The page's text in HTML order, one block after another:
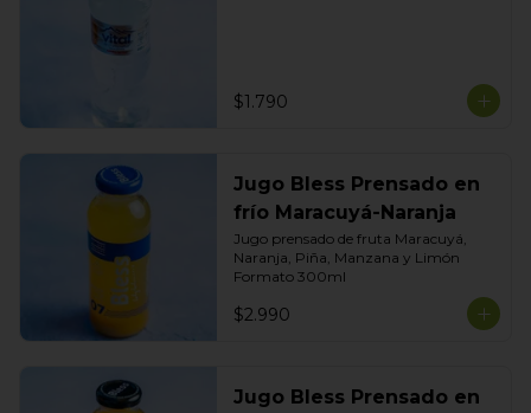
$1.790
Jugo Bless Prensado en
frío Maracuyá-Naranja
Jugo prensado de fruta Maracuyá,
Naranja, Piña, Manzana y Limón
Formato 300ml
$2.990
Jugo Bless Prensado en